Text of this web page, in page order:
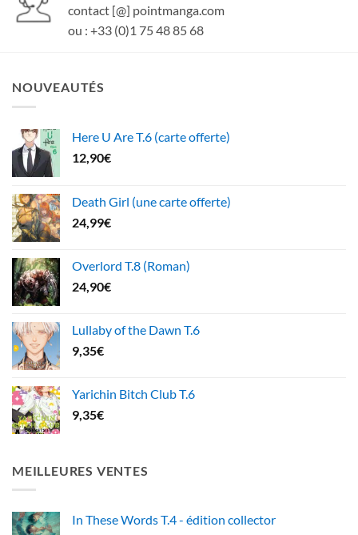
contact [@] pointmanga.com
ou : +33 (0)1 75 48 85 68
NOUVEAUTÉS
Here U Are T.6 (carte offerte)
12,90€
Death Girl (une carte offerte)
24,99€
Overlord T.8 (Roman)
24,90€
Lullaby of the Dawn T.6
9,35€
Yarichin Bitch Club T.6
9,35€
MEILLEURES VENTES
In These Words T.4 - édition collector